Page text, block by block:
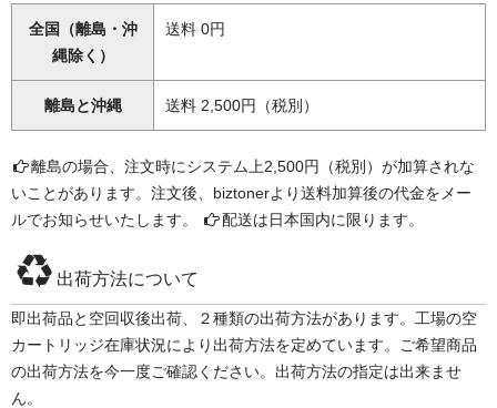
全国（離島・沖
縄除く）
送料 0円
離島と沖縄 送料 2,500円（税別）
離島の場合、注文時にシステム上2,500円（税別）が加算されな
いことがあります。注文後、biztonerより送料加算後の代金をメー
ルでお知らせいたします。
配送は日本国内に限ります。
出荷方法について
即出荷品と空回収後出荷、２種類の出荷方法があります。工場の空
カートリッジ在庫状況により出荷方法を定めています。ご希望商品
の出荷方法を今一度ご確認ください。出荷方法の指定は出来ませ
ん。